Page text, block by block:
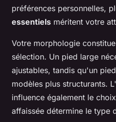
préférences personnelles,
essentiels méritent votre
Votre morphologie
sélection. Un pied large
ajustables, tandis qu'un
modèles plus structurants.
influence également le
affaissée détermine le type